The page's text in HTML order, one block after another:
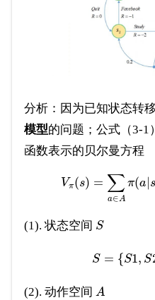
分析：因为已知状态转
模型的问题；公式（3-1
函数表示的贝尔曼方程
Vπ(s) = ∑
a∈A
π(a s
(1). 状态空间 S
S = {S1, S
(2). 动作空间 A